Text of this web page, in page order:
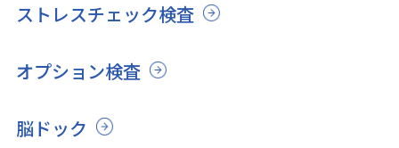
ストレスチェック検査
オプション検査
脳ドック